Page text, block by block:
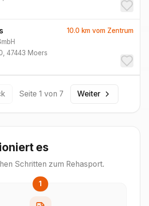
47443 Moers
10.0 kmvom Zentrum
Seite 1 von 7 Weiter
es
Schritten zum Rehasport.
1